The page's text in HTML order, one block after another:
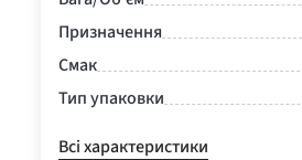
Призначення
Смак
Тип упаковки
Всі характеристики